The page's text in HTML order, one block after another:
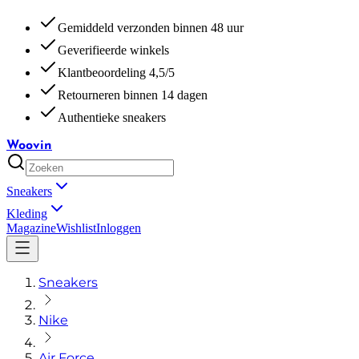
Gemiddeld verzonden binnen 48 uur
Geverifieerde winkels
Klantbeoordeling 4,5/5
Retourneren binnen 14 dagen
Authentieke sneakers
Woovin
Sneakers
Kleding
MagazineWishlistInloggen
Sneakers
Nike